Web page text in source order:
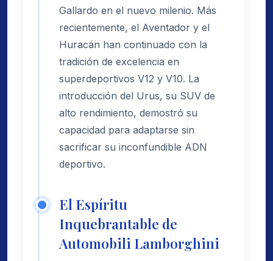
Gallardo en el nuevo milenio. Más
recientemente, el Aventador y el
Huracán han continuado con la
tradición de excelencia en
superdeportivos V12 y V10. La
introducción del Urus, su SUV de
alto rendimiento, demostró su
capacidad para adaptarse sin
sacrificar su inconfundible ADN
deportivo.
El Espíritu
Inquebrantable de
Automobili Lamborghini